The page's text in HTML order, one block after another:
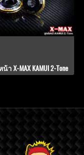
X-MAX KAMUI 2-Tone